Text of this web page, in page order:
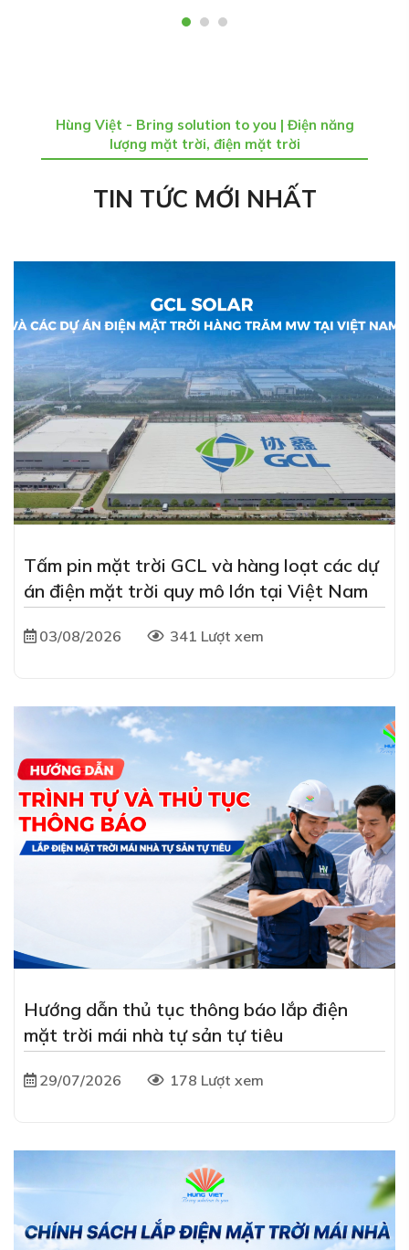
Hùng Việt - Bring solution to you | Điện năng
lượng mặt trời, điện mặt trời
TIN TỨC MỚI NHẤT
Tấm pin mặt trời GCL và hàng loạt các dự
án điện mặt trời quy mô lớn tại Việt Nam
03/08/2026 341 Lượt xem
Hướng dẫn thủ tục thông báo lắp điện
mặt trời mái nhà tự sản tự tiêu
29/07/2026 178 Lượt xem